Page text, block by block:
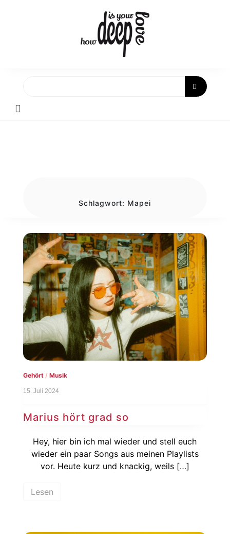
Schlagwort: Mapei
Gehört/ Musik
15. Juli 2024
Marius hört grad so
Hey, hier bin ich mal wieder und stell euch
wieder ein paar Songs aus meinen Playlists
vor. Heute kurz und knackig, weils […]
Lesen